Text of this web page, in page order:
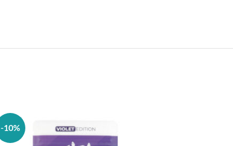
-10%